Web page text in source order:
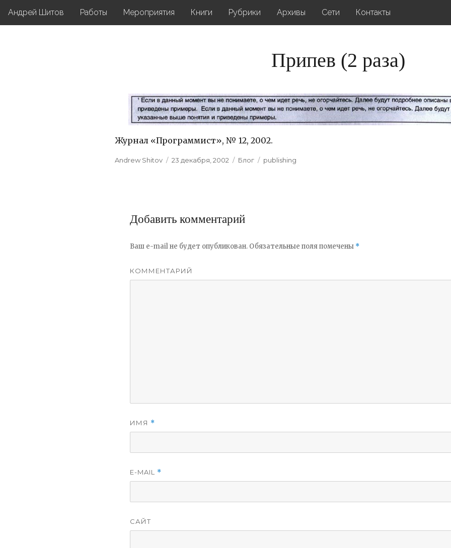
Андрей Шитов Работы Мероприятия Книги Рубрики Архивы Сети Контакты
Припев (2 раза)
Журнал «Программист», № 12, 2002.
Author
Andrew Shitov
Posted
23 декабря, 2002 Categories
Блог Tags
publishing
Добавить комментарий
Ваш e-mail не будет опубликован.Обязательные поля помечены *
КОММЕНТАРИЙ
ИМЯ *
E-MAIL *
САЙТ